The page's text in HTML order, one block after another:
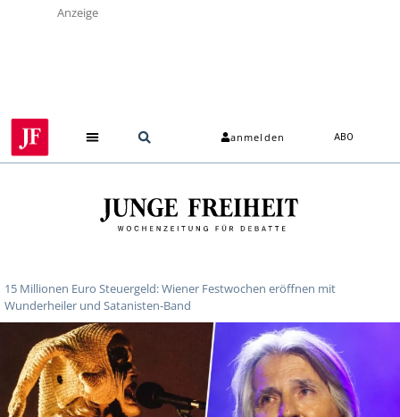
Anzeige
anmelden ABO
15 Millionen Euro Steuergeld: Wiener Festwochen eröffnen mit
Wunderheiler und Satanisten-Band